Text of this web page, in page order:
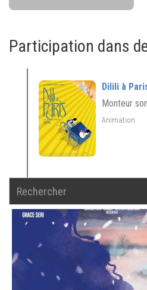
Participation dans
Dilili à
Monteur son
Animation